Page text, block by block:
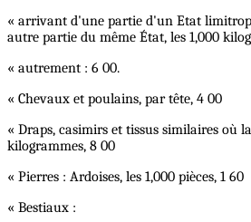
« arrivant d'une partie d'un Etat
autre partie du même État, les 1,000
« autrement : 6 00.
« Chevaux et poulains, par tête, 4 00
« Draps, casimirs et tissus similaires où
kilogrammes, 8 00
« Pierres : Ardoises, les 1,000 pièces, 1 60
« Bestiaux :